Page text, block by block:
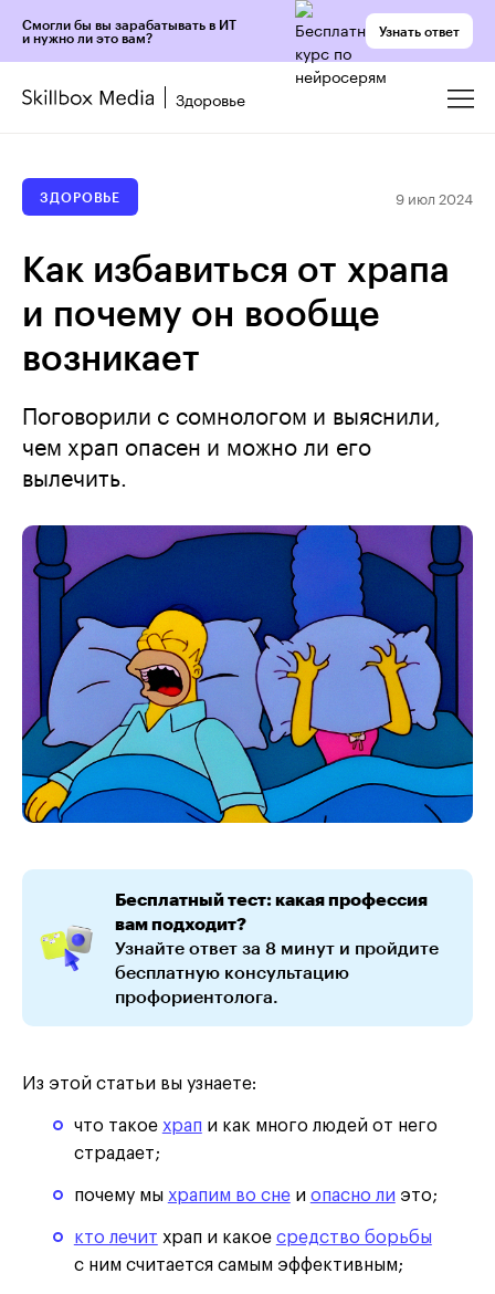
Смогли бы вы зарабатывать в ИТ
и нужно ли это вам?
Узнать ответ
Здоровье
ЗДОРОВЬЕ 9 июл 2024
Как избавиться от храпа
и почему он вообще
возникает
Поговорили с сомнологом и выяснили,
чем храп опасен и можно ли его
вылечить.
Бесплатный тест: какая профессия
вам подходит?
Узнайте ответ за 8 минут и пройдите
бесплатную консультацию
профориентолога.
Из этой статьи вы узнаете:
что такое храп и как много людей от него
страдает;
почему мы храпим во снеи опасно ли это;
кто лечит храп и какое средство борьбы
с ним считается самым эффективным;